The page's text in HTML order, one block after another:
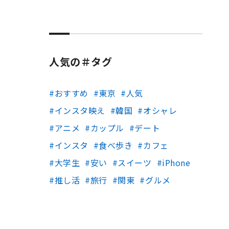
人気の＃タグ
おすすめ 東京
人気
インスタ映え
韓国
オシャレ
アニメ
カップル
デート
インスタ
食べ歩き
カフェ
大学生
安い スイーツ
iPhone
推し活
旅行 関東 グルメ